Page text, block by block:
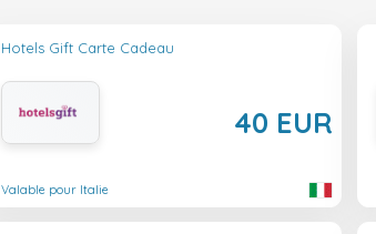
Hotels Gift Carte Cadeau
40 EUR
Valable pour Italie